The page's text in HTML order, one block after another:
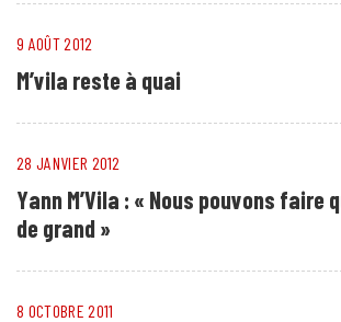
9 AOÛT 2012
M’vila reste à quai
28 JANVIER 2012
Yann M’Vila : « Nous pouvons faire
de grand »
8 OCTOBRE 2011